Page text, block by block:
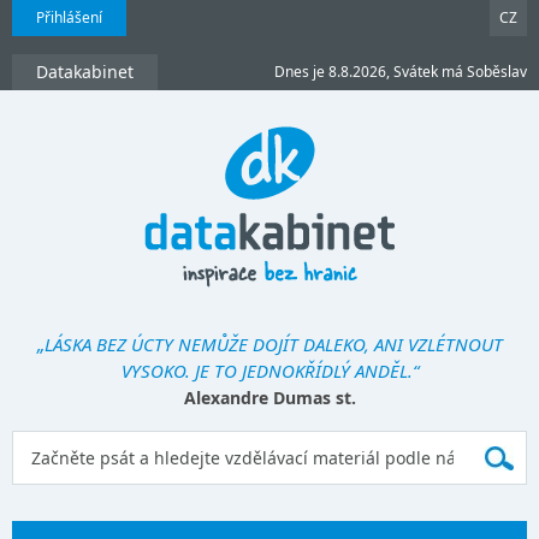
Přihlášení CZ
Datakabinet Dnes je 8.8.2026, Svátek má Soběslav
„LÁSKA BEZ ÚCTY NEMŮŽE DOJÍT DALEKO, ANI VZLÉTNOUT
VYSOKO. JE TO JEDNOKŘÍDLÝ ANDĚL.“
Alexandre Dumas st.